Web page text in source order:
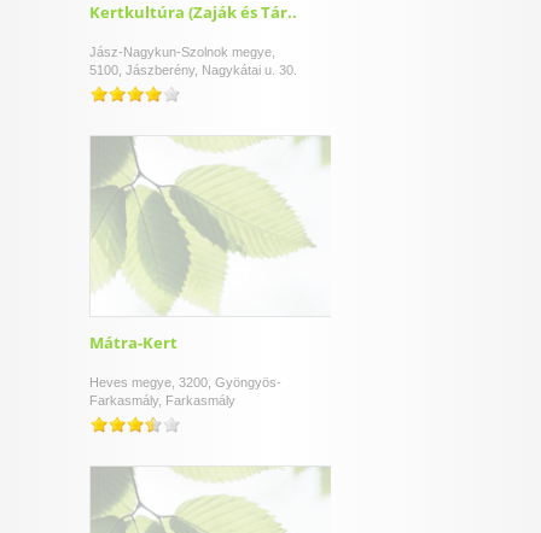
Kertkultúra (Zaják és Tár..
Jász-Nagykun-Szolnok megye,
5100, Jászberény, Nagykátai u. 30.
Mátra-Kert
Heves megye, 3200, Gyöngyös-
Farkasmály, Farkasmály